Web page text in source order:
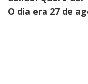
O dia era 27 de